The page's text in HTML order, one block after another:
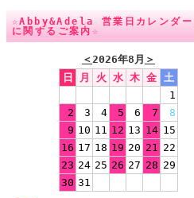
☆Abby&Adela 営業日カレンダー
に関するご案内☆
＜2026年8月 ＞
日
月 火 水 木 金 土
1
2
3 4 5 6 7
8
9 10 11 12 13 14 15
16 17 18 19 20 21 22
23 24 25 26 27 28 29
30 31